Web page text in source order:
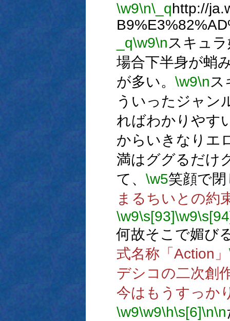
\w9\n\_qhttp://
_q\w9\nスキュ
場合下半身が蛸
が多い。 \w9\nス
ういったジャン
ればわかりやす
からいきなりエ
満はググるだけ
て、 \w5笑顔で
まるちいとの約
\w9\s[93]\w9
何故そこで媚び
式名称「Action」
デシコの二次創
今はもうすっか
\w9\w9\h\s[6]\n\n